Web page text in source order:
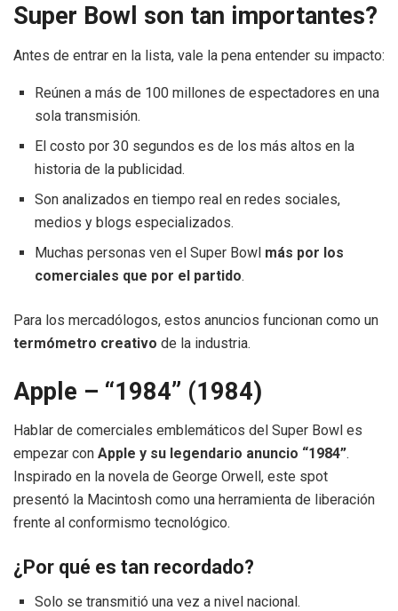
Super Bowl son tan importantes?
Antes de entrar en la lista, vale la pena entender su impacto:
Reúnen a más de 100 millones de espectadores en una
sola transmisión.
El costo por 30 segundos es de los más altos en la
historia de la publicidad.
Son analizados en tiempo real en redes sociales,
medios y blogs especializados.
Muchas personas ven el Super Bowl más por los
comerciales que por el partido.
Para los mercadólogos, estos anuncios funcionan como un
termómetro creativo de la industria.
Apple – “1984” (1984)
Hablar de comerciales emblemáticos del Super Bowl es
empezar con Apple y su legendario anuncio “1984”.
Inspirado en la novela de George Orwell, este spot
presentó la Macintosh como una herramienta de liberación
frente al conformismo tecnológico.
¿Por qué es tan recordado?
Solo se transmitió una vez a nivel nacional.